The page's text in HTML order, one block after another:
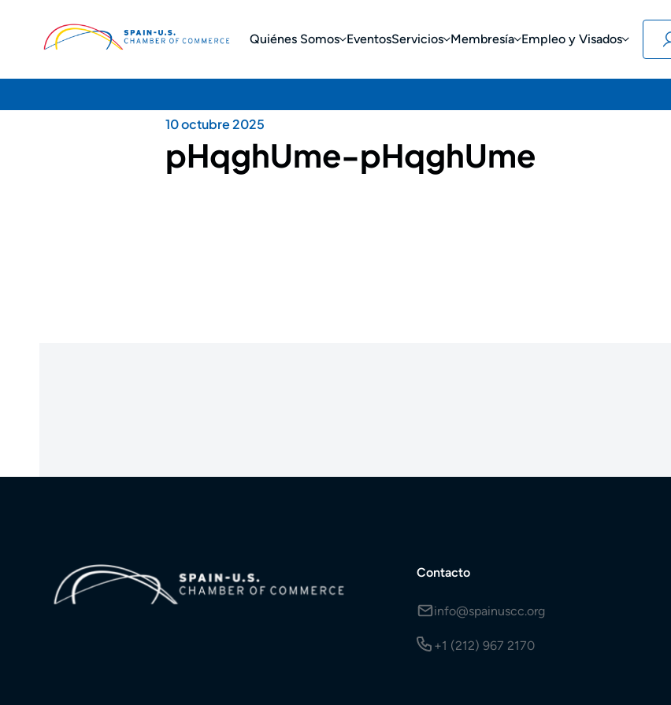
Quiénes Somos EventosServicios Membresía Empleo y Visados
10 octubre 2025
pHqghUme-pHqghUme
Contacto
info@spainuscc.org
+1 (212) 967 2170